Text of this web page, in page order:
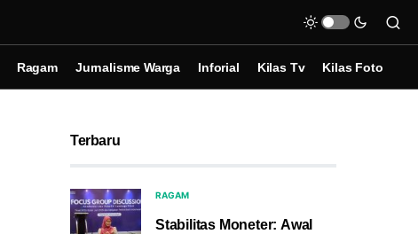
Ragam Jurnalisme Warga Inforial Kilas Tv Kilas Foto
Terbaru
RAGAM
Stabilitas Moneter: Awal